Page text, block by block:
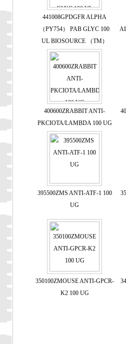
441008GPDGFR ALPHA
（PY754） PAB GLYC 100
UL BIOSOURCE （TM）
400600ZRABBIT ANTI-
PKCIOTA/LAMBDA 100 UG
395500ZMS ANTI-ATF-1 100
UG
350100ZMOUSE ANTI-GPCR-
K2 100 UG